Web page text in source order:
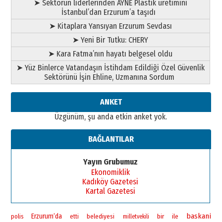
➤ Sektörün liderlerinden AYNE Plastik üretimini
İstanbul’dan Erzurum’a taşıdı
➤ Kitaplara Yansıyan Erzurum Sevdası
➤ Yeni Bir Tutku: CHERY
➤ Kara Fatma’nın hayatı belgesel oldu
➤ Yüz Binlerce Vatandaşın İstihdam Edildiği Özel Güvenlik
Sektörünü İşin Ehline, Uzmanına Sordum
ANKET
Üzgünüm, şu anda etkin anket yok.
BAĞLANTILAR
Yayın Grubumuz
Ekonomiklik
Kadıköy Gazetesi
Kartal Gazetesi
polis Erzurum’da etti belediyesi milletvekili bir ile baskani